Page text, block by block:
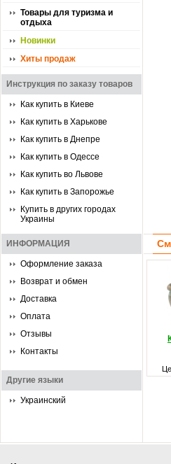
Товары для туризма и
отдыха
Новинки
Хиты продаж
Инструкция по заказу товаров
Как купить в Киеве
Как купить в Харькове
Как купить в Днепре
Как купить в Одессе
Как купить во Львове
Как купить в Запорожье
Купить в других городах
Украины
ИНФОРМАЦИЯ
Оформление заказа
Возврат и обмен
Доставка
Оплата
Отзывы
Контакты
Другие языки
Украинский